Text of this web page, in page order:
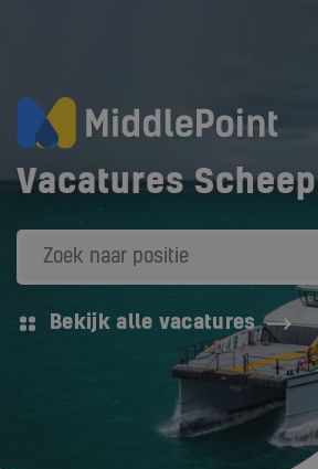
Vacatures
Bekijk alle vacatures